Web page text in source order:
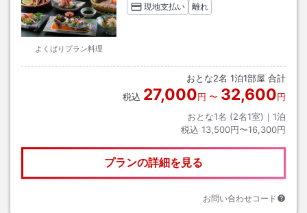
よくばりプラン料理
現地支払い
離れ
おとな2名 1泊1部屋 合計
税込 27,000円 〜 32,600円
おとな1名 (2名1室)｜ 1泊
税込 13,500円〜16,300円
プランの詳細を見る
お問い合わせコード